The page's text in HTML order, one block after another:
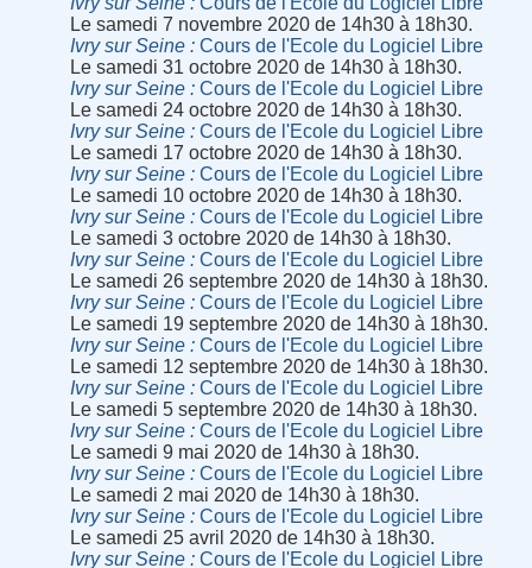
Le samedi 7 novembre 2020 de 14h30 à 18h30.
Ivry sur Seine
Cours de l'Ecole du Logiciel Libre
Le samedi 31 octobre 2020 de 14h30 à 18h30.
Ivry sur Seine
Cours de l'Ecole du Logiciel Libre
Le samedi 24 octobre 2020 de 14h30 à 18h30.
Ivry sur Seine
Cours de l'Ecole du Logiciel Libre
Le samedi 17 octobre 2020 de 14h30 à 18h30.
Ivry sur Seine
Cours de l'Ecole du Logiciel Libre
Le samedi 10 octobre 2020 de 14h30 à 18h30.
Ivry sur Seine
Cours de l'Ecole du Logiciel Libre
Le samedi 3 octobre 2020 de 14h30 à 18h30.
Ivry sur Seine
Cours de l'Ecole du Logiciel Libre
Le samedi 26 septembre 2020 de 14h30 à 18h30.
Ivry sur Seine
Cours de l'Ecole du Logiciel Libre
Le samedi 19 septembre 2020 de 14h30 à 18h30.
Ivry sur Seine
Cours de l'Ecole du Logiciel Libre
Le samedi 12 septembre 2020 de 14h30 à 18h30.
Ivry sur Seine
Cours de l'Ecole du Logiciel Libre
Le samedi 5 septembre 2020 de 14h30 à 18h30.
Ivry sur Seine
Cours de l'Ecole du Logiciel Libre
Le samedi 9 mai 2020 de 14h30 à 18h30.
Ivry sur Seine
Cours de l'Ecole du Logiciel Libre
Le samedi 2 mai 2020 de 14h30 à 18h30.
Ivry sur Seine
Cours de l'Ecole du Logiciel Libre
Le samedi 25 avril 2020 de 14h30 à 18h30.
Ivry sur Seine
Cours de l'Ecole du Logiciel Libre